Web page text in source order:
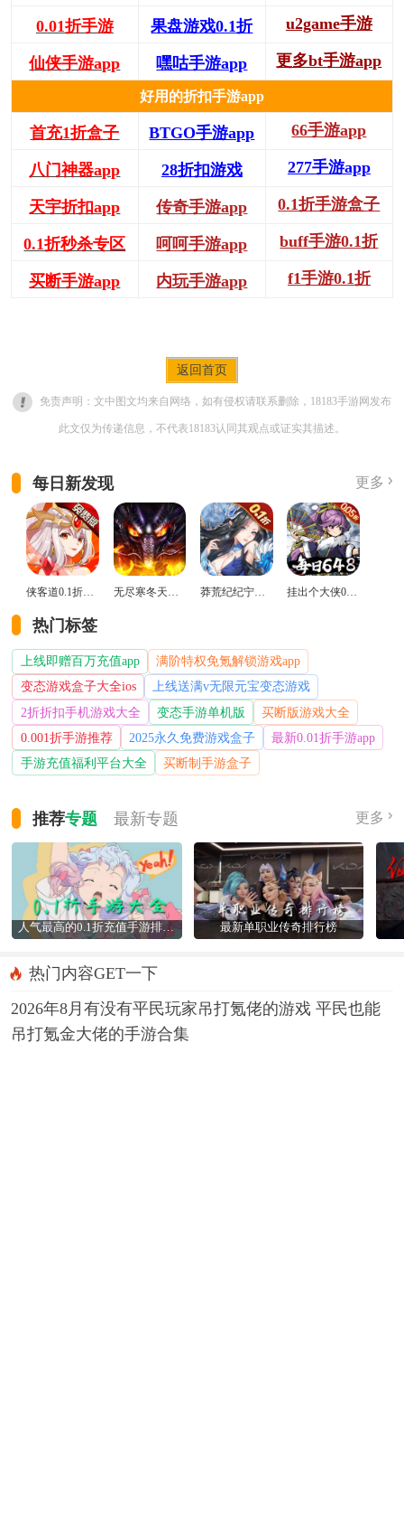
0.01折手游 果盘游戏0.1折 u2game手游
仙侠手游app 嘿咕手游app 更多bt手游app
好用的折扣手游app
首充1折盒子 BTGO手游app 66手游app
八门神器app 28折扣游戏 277手游app
天宇折扣app 传奇手游app 0.1折手游盒子
0.1折秒杀专区 呵呵手游app buff手游0.1折
买断手游app 内玩手游app f1手游0.1折
返回首页
免责声明：文中图文均来自网络，如有侵权请联系删除，18183手游网发布
此文仅为传递信息，不代表18183认同其观点或证实其描述。
每日新发现 更多
侠客道0.1折变态版 无尽寒冬天蛇新春送礼版 莽荒纪纪宁传奇0.1折送无限连抽版 挂出个大侠0.05折免单福利版
热门标签
上线即赠百万充值app
满阶特权免氪解锁游戏app
变态游戏盒子大全ios
上线送满v无限元宝变态游戏
2折折扣手机游戏大全
变态手游单机版
买断版游戏大全
0.001折手游推荐
2025永久免费游戏盒子
最新0.01折手游app
手游充值福利平台大全
买断制手游盒子
推荐专题 最新专题 更多
人气最高的0.1折充值手游排行榜 最新单职业传奇排行榜
热门内容GET一下
2026年8月有没有平民玩家吊打氪佬的游戏 平民也能
吊打氪金大佬的手游合集